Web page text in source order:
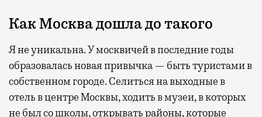
Как Москва дошла до такого
Я не уникальна. У москвичей в последние годы
образовалась новая привычка — быть туристами в
собственном городе. Селиться на выходные в
отель в центре Москвы, ходить в музеи, в которых
не был со школы, открывать районы, которые